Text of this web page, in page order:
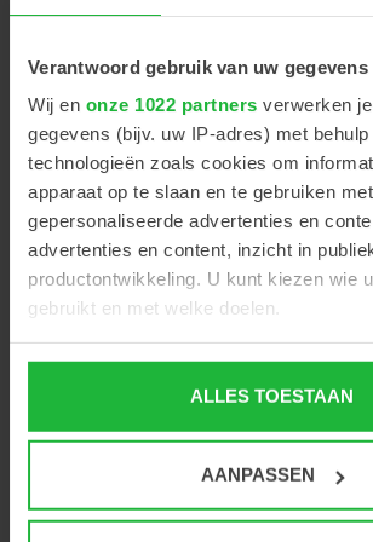
Verantwoord gebruik van uw gegevens
Wij en onze 1022 partners verwerken
gegevens (bijv. uw IP-adres) met behulp
technologieën zoals cookies om
apparaat op te slaan en te gebruiken
gepersonaliseerde advertenties en
advertenties en content, inzicht in
productontwikkeling. U kunt kiezen wie
gebruikt en met welke doelen.
Als u het toestaat, willen we ook graag:
Informatie verzamelen over uw
die tot een paar meter nauwkeurig
op specifieke eigenschappen
Lees meer over hoe uw persoonlijke
ALLES TOESTAAN
AANPASSEN
Tafel voor voormeetinstrumenten,
diverse maten
PRODUCT OMSCHRIJVING
Deze CUSTOM MADE TAFEL voor uw
voormeetinstrumenten is verkrijgbaar
maten. De tafel is verrijdbaar, de